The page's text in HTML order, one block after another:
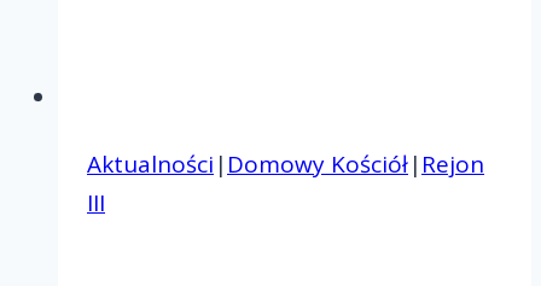
Aktualności | Domowy Kościół| Rejon
III